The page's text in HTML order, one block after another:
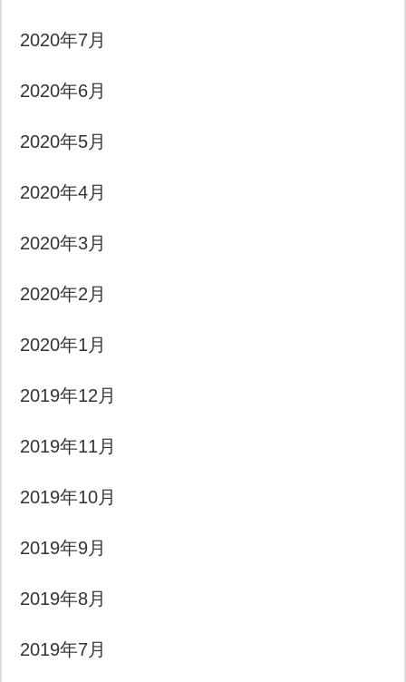
2020年7月
2020年6月
2020年5月
2020年4月
2020年3月
2020年2月
2020年1月
2019年12月
2019年11月
2019年10月
2019年9月
2019年8月
2019年7月